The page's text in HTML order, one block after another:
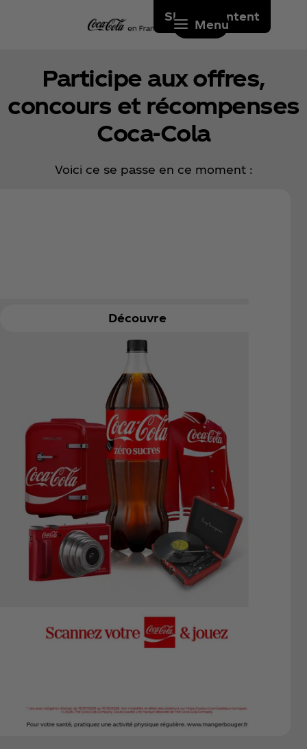
Skip to content
Menu
Participe aux offres,
concours et récompenses
Coca‑Cola
Voici ce se passe en ce moment :
Découvre